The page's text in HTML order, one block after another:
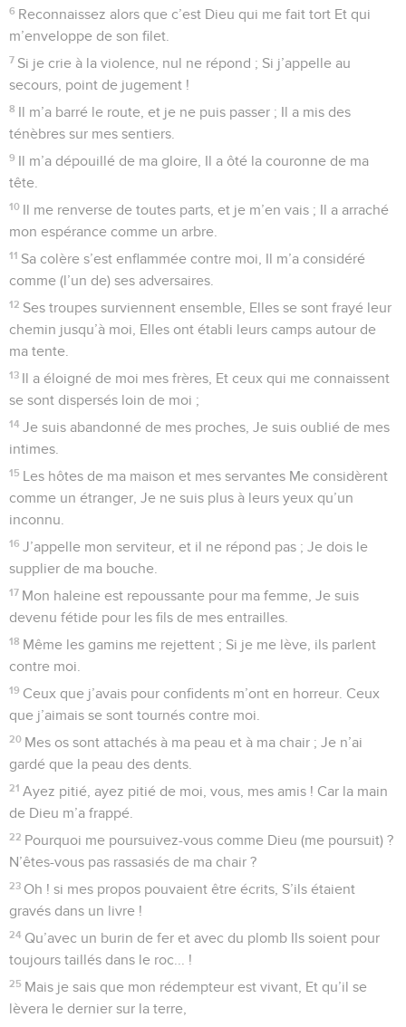
6 Reconnaissez alors que c’est Dieu qui me fait tort Et qui
m’enveloppe de son filet.
7 Si je crie à la violence, nul ne répond ; Si j’appelle au
secours, point de jugement !
8 Il m’a barré le route, et je ne puis passer ; Il a mis des
ténèbres sur mes sentiers.
9 Il m’a dépouillé de ma gloire, Il a ôté la couronne de ma
tête.
10 Il me renverse de toutes parts, et je m’en vais ; Il a arraché
mon espérance comme un arbre.
11 Sa colère s’est enflammée contre moi, Il m’a considéré
comme (l’un de) ses adversaires.
12 Ses troupes surviennent ensemble, Elles se sont frayé leur
chemin jusqu’à moi, Elles ont établi leurs camps autour de
ma tente.
13 Il a éloigné de moi mes frères, Et ceux qui me connaissent
se sont dispersés loin de moi ;
14 Je suis abandonné de mes proches, Je suis oublié de mes
intimes.
15 Les hôtes de ma maison et mes servantes Me considèrent
comme un étranger, Je ne suis plus à leurs yeux qu’un
inconnu.
16 J’appelle mon serviteur, et il ne répond pas ; Je dois le
supplier de ma bouche.
17 Mon haleine est repoussante pour ma femme, Je suis
devenu fétide pour les fils de mes entrailles.
18 Même les gamins me rejettent ; Si je me lève, ils parlent
contre moi.
19 Ceux que j’avais pour confidents m’ont en horreur. Ceux
que j’aimais se sont tournés contre moi.
20 Mes os sont attachés à ma peau et à ma chair ; Je n’ai
gardé que la peau des dents.
21 Ayez pitié, ayez pitié de moi, vous, mes amis ! Car la main
de Dieu m’a frappé.
22 Pourquoi me poursuivez-vous comme Dieu (me poursuit) ?
N’êtes-vous pas rassasiés de ma chair ?
23 Oh ! si mes propos pouvaient être écrits, S’ils étaient
gravés dans un livre !
24 Qu’avec un burin de fer et avec du plomb Ils soient pour
toujours taillés dans le roc... !
25 Mais je sais que mon rédempteur est vivant, Et qu’il se
lèvera le dernier sur la terre,